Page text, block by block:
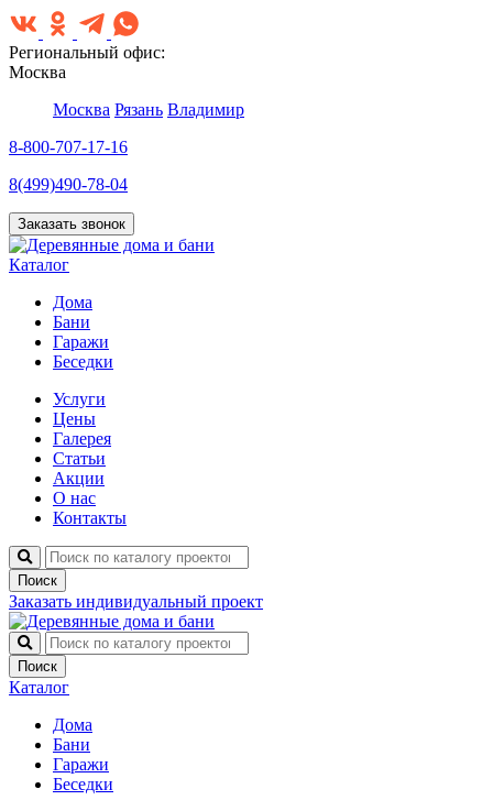
Региональный офис:
Москва
Москва Рязань Владимир
8-800-707-17-16
8(499)490-78-04
Заказать звонок
Каталог
Дома
Бани
Гаражи
Беседки
Услуги
Цены
Галерея
Статьи
Акции
О нас
Контакты
Поиск
Заказать индивидуальный проект
Поиск
Каталог
Дома
Бани
Гаражи
Беседки